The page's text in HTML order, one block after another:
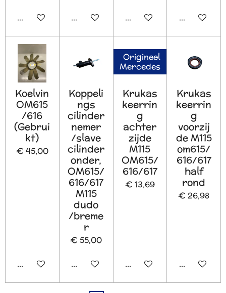
In winkelwagenIn winkelwagenIn winkelwagen
In
Koelvin
OM615
/616
(Gebrui
kt)
€ 45,00
In winkelwagen
Koppeli
ngs
cilinder
nemer
/slave
cilinder
onder,
OM615/
616/617
M115
dudo
/breme
r
€ 55,00
In winkelwagen
Origineel
Mercedes
Krukas
keerrin
g
achter
zijde
M115
OM615/
616/617
€ 13,69
In winkelwagen
Krukas
keerrin
g
voorzij
de M115
om615/
616/617
half
rond
€ 26,98
In